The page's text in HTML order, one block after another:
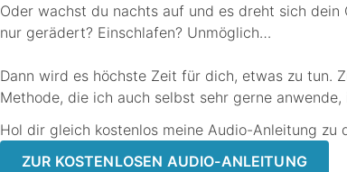
Oder wachst du nachts auf und es dreht sich
nur gerädert? Einschlafen? Unmöglich…
Dann wird es höchste Zeit für dich, etwas zu tun.
Methode, die ich auch selbst sehr gerne
Hol dir gleich kostenlos meine Audio-Anleitung
ZUR KOSTENLOSEN AUDIO-ANLEITUNG